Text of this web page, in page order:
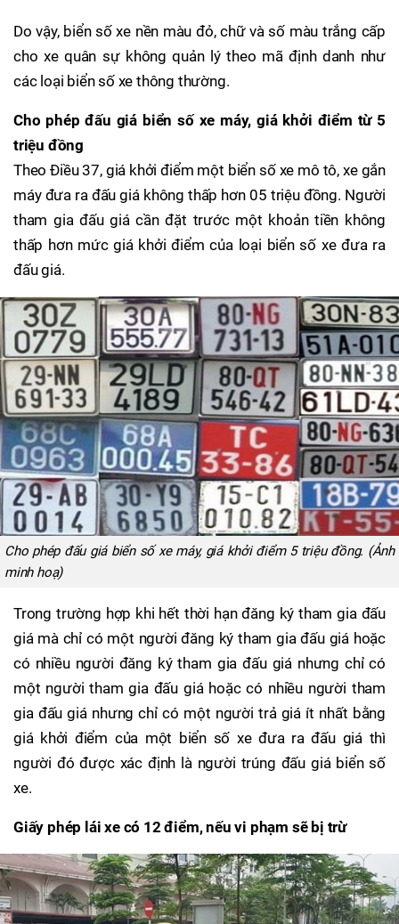
Do vậy, biển số xe nền màu đỏ, chữ và số màu trắng cấp
cho xe quân sự không quản lý theo mã định danh như
các loại biển số xe thông thường.
Cho phép đấu giá biển số xe máy, giá khởi điểm từ 5
triệu đồng
Theo Điều 37, giá khởi điểm một biển số xe mô tô, xe gắn
máy đưa ra đấu giá không thấp hơn 05 triệu đồng. Người
tham gia đấu giá cần đặt trước một khoản tiền không
thấp hơn mức giá khởi điểm của loại biển số xe đưa ra
đấu giá.
Cho phép đấu giá biển số xe máy, giá khởi điểm 5 triệu đồng. (Ảnh
minh hoạ)
Trong trường hợp khi hết thời hạn đăng ký tham gia đấu
giá mà chỉ có một người đăng ký tham gia đấu giá hoặc
có nhiều người đăng ký tham gia đấu giá nhưng chỉ có
một người tham gia đấu giá hoặc có nhiều người tham
gia đấu giá nhưng chỉ có một người trả giá ít nhất bằng
giá khởi điểm của một biển số xe đưa ra đấu giá thì
người đó được xác định là người trúng đấu giá biển số
xe.
Giấy phép lái xe có 12 điểm, nếu vi phạm sẽ bị trừ